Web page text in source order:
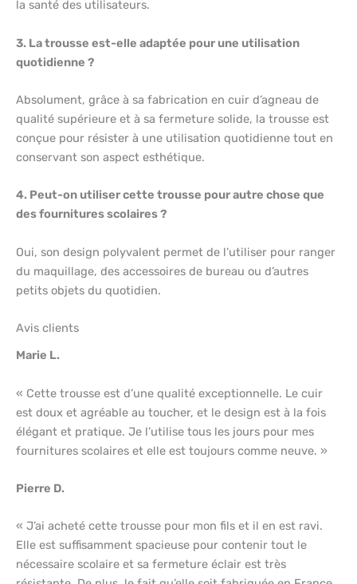
la santé des utilisateurs.
3. La trousse est-elle adaptée pour une utilisation
quotidienne ?
Absolument, grâce à sa fabrication en cuir d’agneau de
qualité supérieure et à sa fermeture solide, la trousse est
conçue pour résister à une utilisation quotidienne tout en
conservant son aspect esthétique.
4. Peut-on utiliser cette trousse pour autre chose que
des fournitures scolaires ?
Oui, son design polyvalent permet de l’utiliser pour ranger
du maquillage, des accessoires de bureau ou d’autres
petits objets du quotidien.
Avis clients
Marie L.
« Cette trousse est d’une qualité exceptionnelle. Le cuir
est doux et agréable au toucher, et le design est à la fois
élégant et pratique. Je l’utilise tous les jours pour mes
fournitures scolaires et elle est toujours comme neuve. »
Pierre D.
« J’ai acheté cette trousse pour mon fils et il en est ravi.
Elle est suffisamment spacieuse pour contenir tout le
nécessaire scolaire et sa fermeture éclair est très